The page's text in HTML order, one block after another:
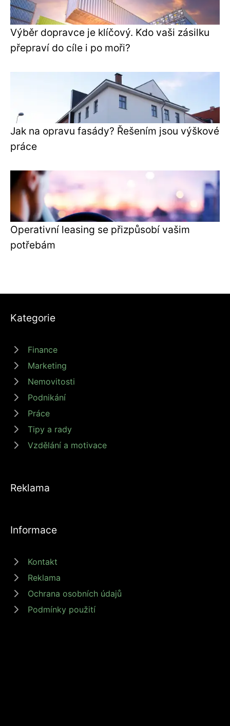
Výběr dopravce je klíčový. Kdo vaši zásilku
přepraví do cíle i po moři?
Jak na opravu fasády? Řešením jsou výškové
práce
Operativní leasing se přizpůsobí vašim
potřebám
Kategorie
Finance
Marketing
Nemovitosti
Podnikání
Práce
Tipy a rady
Vzdělání a motivace
Reklama
Informace
Kontakt
Reklama
Ochrana osobních údajů
Podmínky použití